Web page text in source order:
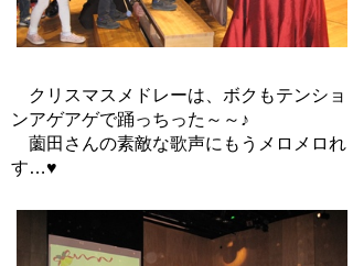
クリスマスメドレーは、ボクもテンショ
ンアゲアゲで踊っちった～～♪
薗田さんの素敵な歌声にもうメロメロれ
す…♥